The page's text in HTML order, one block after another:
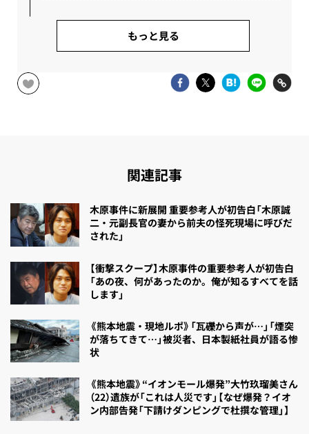
もっと見る
関連記事
木原事件に新展開 重要参考人が初告白「木原誠
二・元副長官の妻から前夫の怪死現場に呼びだ
された」
【衝撃スクープ】木原事件の重要参考人が初告白
「あの夜、何があったのか。俺が知るすべてを話
します」
《熊本地震・現地ルポ》「瓦礫から声が…」「煙突
が落ちてきて…」被災者、日本製紙社員が語る惨
状
《熊本地震》“イオンモール爆発”大竹玖瑠美さん
（22）遺族が「これは人災です」【なぜ爆発？イオ
ン内部告発「下請けダンピングで杜撰な管理」】